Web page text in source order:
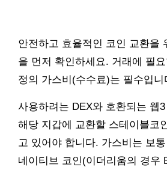
안전하고 효율적인 코인 교환을
을 먼저 확인하세요. 거래에 필
정의 가스비(수수료)는 필수입니
사용하려는 DEX와 호환되는 웹
해당 지갑에 교환할 스테이블코
고 있어야 합니다. 가스비는 보
네이티브 코인(이더리움의 경우